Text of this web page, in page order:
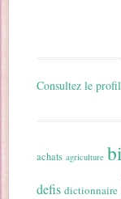
Consultez le
achats agriculture
defis dictionnaire